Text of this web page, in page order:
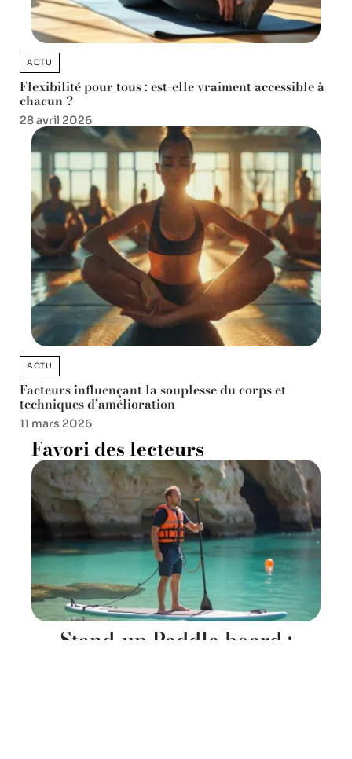
ACTU
Flexibilité pour tous : est-elle vraiment accessible à
chacun ?
28 avril 2026
ACTU
Facteurs influençant la souplesse du corps et
techniques d’amélioration
11 mars 2026
Favori des lecteurs
Stand-up Paddle board :